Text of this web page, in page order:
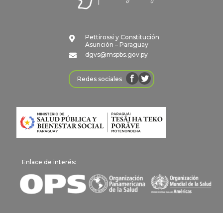

Pettirossi y Constitución
Asunción – Paraguay

dgvs@mspbs.gov.py
Redes sociales
Enlace de interés: